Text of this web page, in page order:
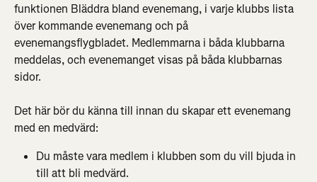
funktionen Bläddra bland evenemang, i varje klubbs lista
över kommande evenemang och på
evenemangsflygbladet. Medlemmarna i båda klubbarna
meddelas, och evenemanget visas på båda klubbarnas
sidor.
Det här bör du känna till innan du skapar ett evenemang
med en medvärd:
Du måste vara medlem i klubben som du vill bjuda in
till att bli medvärd.